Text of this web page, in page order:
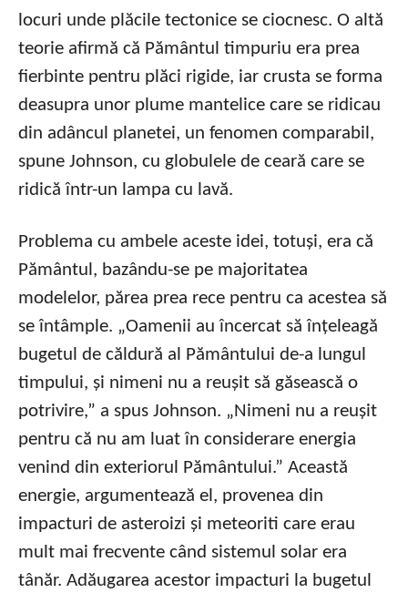
locuri unde plăcile tectonice se ciocnesc. O altă
teorie afirmă că Pământul timpuriu era prea
fierbinte pentru plăci rigide, iar crusta se forma
deasupra unor plume mantelice care se ridicau
din adâncul planetei, un fenomen comparabil,
spune Johnson, cu globulele de ceară care se
ridică într-un lampa cu lavă.
Problema cu ambele aceste idei, totuși, era că
Pământul, bazându-se pe majoritatea
modelelor, părea prea rece pentru ca acestea să
se întâmple. „Oamenii au încercat să înțeleagă
bugetul de căldură al Pământului de-a lungul
timpului, și nimeni nu a reușit să găsească o
potrivire,” a spus Johnson. „Nimeni nu a reușit
pentru că nu am luat în considerare energia
venind din exteriorul Pământului.” Această
energie, argumentează el, provenea din
impacturi de asteroizi și meteoriti care erau
mult mai frecvente când sistemul solar era
tânăr. Adăugarea acestor impacturi la bugetul